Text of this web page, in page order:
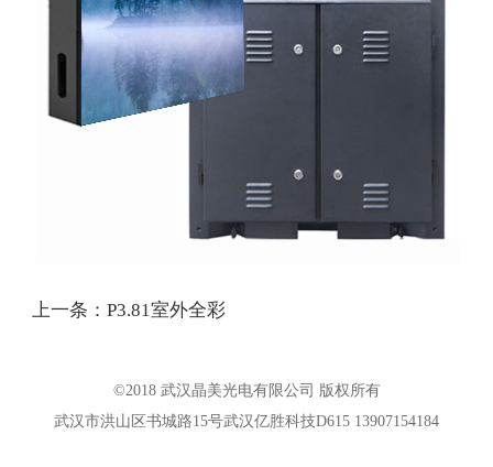
上一条： P3.81室外全彩
©2018 武汉晶美光电有限公司 版权所有
武汉市洪山区书城路15号武汉亿胜科技D615 13907154184